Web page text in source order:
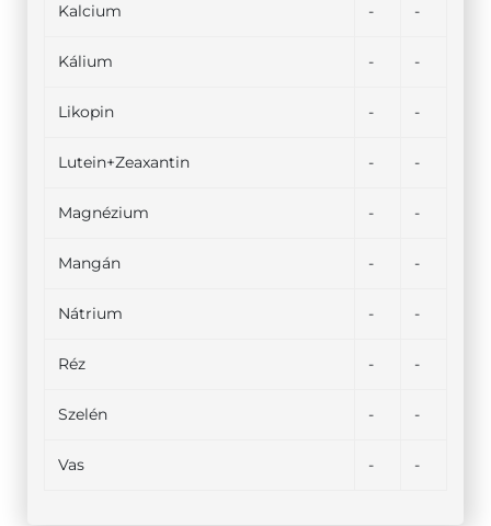
Kalcium - -
Kálium - -
Likopin - -
Lutein+Zeaxantin - -
Magnézium - -
Mangán - -
Nátrium - -
Réz - -
Szelén - -
Vas - -